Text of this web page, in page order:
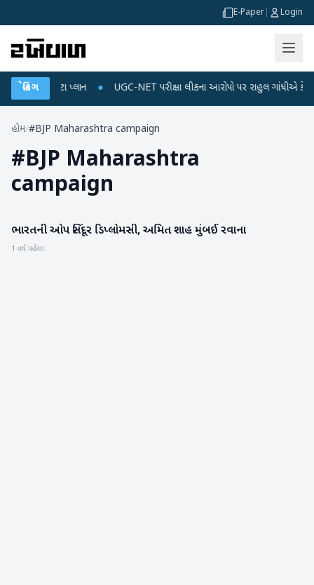
E-Paper Login
બ્રેકિંગ
અને ડેટા પ્લાન ● UGC-NET પરીક્ષા લીકના આરોપો પર રાહુલ ગાંધીએ કેન્દ્ર પર
હોમ/#BJP Maharashtra campaign
#BJP Maharashtra
campaign
રાષ્ટ્રીય
ભારતની ઓપ સિંદૂર ડિપ્લોમસી, અમિત શાહ મુંબઈ રવાના
1 વર્ષ પહેલા